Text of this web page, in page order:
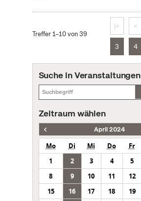
Treffer 1–10 von 39
|< <
3 4
Suche in Veranstaltungen
Zeitraum wählen
April 2024
Mo Di Mi Do Fr
1
2 3 4 5
8
9 10 11 12
15
16 17 18 19